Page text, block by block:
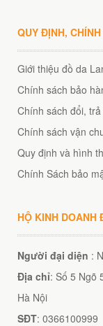
QUY ĐỊNH,
Giới thiệu đồ da
Chính sách bảo
Chính sách đổi,
Chính sách vận
Quy định và hình
Chính Sách bảo
HỘ KINH DOANH
Người đại diện :
Địa chỉ: Số 5 Ngõ
Hà Nội
SĐT: 0366100999